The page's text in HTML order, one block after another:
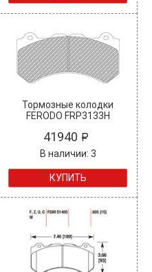
Тормозные колодки
FERODO FRP3133H
41940
В наличии: 3
КУПИТЬ